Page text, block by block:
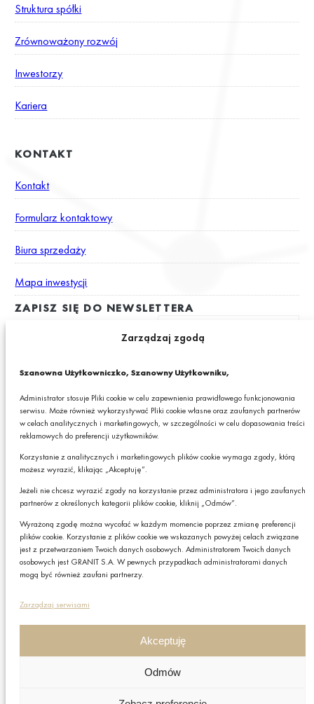
Zarządzaj zgodą
Szanowna Użytkowniczko, Szanowny Użytkowniku,
Administrator stosuje Pliki cookie w celu zapewnienia prawidłowego funkcjonowania
serwisu. Może również wykorzystywać Pliki cookie własne oraz zaufanych partnerów
w celach analitycznych i marketingowych, w szczególności w celu dopasowania treści
reklamowych do preferencji użytkowników.
Korzystanie z analitycznych i marketingowych plików cookie wymaga zgody, którą
możesz wyrazić, klikając „Akceptuję”.
Jeżeli nie chcesz wyrazić zgody na korzystanie przez administratora i jego zaufanych
partnerów z określonych kategorii plików cookie, kliknij „Odmów”.
Wyrażoną zgodę można wycofać w każdym momencie poprzez zmianę preferencji
plików cookie. Korzystanie z plików cookie we wskazanych powyżej celach związane
jest z przetwarzaniem Twoich danych osobowych. Administratorem Twoich danych
osobowych jest GRANIT S.A. W pewnych przypadkach administratorami danych
mogą być również zaufani partnerzy.
Zarządzaj serwisami
Akceptuję
Odmów
Struktura spółki
Zrównoważony rozwój
Inwestorzy
Kariera
KONTAKT
Kontakt
Formularz kontaktowy
Biura sprzedaży
Mapa inwestycji
ZAPISZ SIĘ DO NEWSLETTERA
adres e-mail newslettera z informacjami o ciekawych promocjach,
produktach lub usługach GRANIT S.A.*
* Pola obowiązkowe
Podając swój adres e-mail wyrażasz zgodę na otrzymywanie drogą elektroniczną,
produktach lub usługach GRANIT S.A. oraz zgodę na przetwarzanie przez GRANIT
S.A. Twoich danych osobowych w postaci tego adresu e-mail. Szczegółowe zasady
W każdej chwili możesz zrezygnować z subskrybcji.
Zapisz
Polityka prywatności
Polityka plików cookies
Nota prawna
Czy chcesz,